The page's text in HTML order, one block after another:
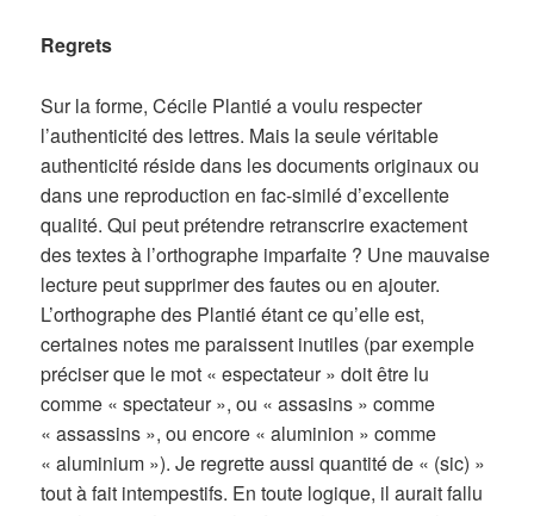
Regrets
Sur la forme, Cécile Plantié a voulu respecter
l’authenticité des lettres. Mais la seule véritable
authenticité réside dans les documents originaux ou
dans une reproduction en fac-similé d’excellente
qualité. Qui peut prétendre retranscrire exactement
des textes à l’orthographe imparfaite ? Une mauvaise
lecture peut supprimer des fautes ou en ajouter.
L’orthographe des Plantié étant ce qu’elle est,
certaines notes me paraissent inutiles (par exemple
préciser que le mot « espectateur » doit être lu
comme « spectateur », ou « assasins » comme
« assassins », ou encore « aluminion » comme
« aluminium »). Je regrette aussi quantité de « (sic) »
tout à fait intempestifs. En toute logique, il aurait fallu